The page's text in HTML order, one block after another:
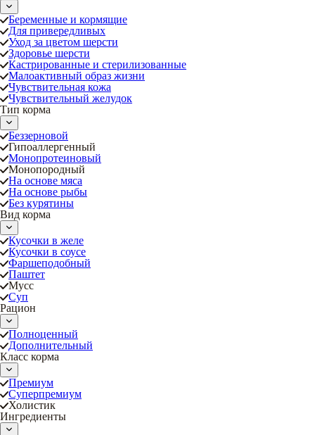
Беременные и кормящие
Для привередливых
Уход за цветом шерсти
Здоровье шерсти
Кастрированные и стерилизованные
Малоактивный образ жизни
Чувствительная кожа
Чувствительный желудок
Тип корма
Беззерновой
Гипоаллергенный
Монопротеиновый
Монопородный
На основе мяса
На основе рыбы
Без курятины
Вид корма
Кусочки в желе
Кусочки в соусе
Фаршеподобный
Паштет
Мусс
Суп
Рацион
Полноценный
Дополнительный
Класс корма
Премиум
Суперпремиум
Холистик
Ингредиенты